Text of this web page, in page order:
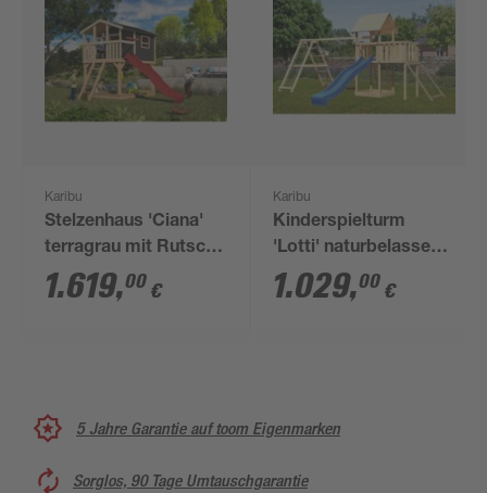
Karibu
Stelzenhaus 'Ciana'
terragrau mit Rutsche
rot 440 x 244 x 309
cm
1.619,00 €
Karibu
Kinderspielturm
'Lotti' naturbelassene
nordische Fichte 107
x 291 x 107 cm
1.029,00 €
5 Jahre Garantie auf toom Eigenmarken
Sorglos, 90 Tage Umtauschgarantie